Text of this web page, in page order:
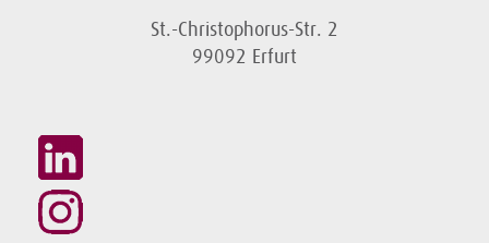
St.-Christophorus-Str. 2
99092 Erfurt